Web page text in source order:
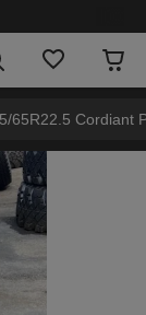
65R22.5 Cordiant